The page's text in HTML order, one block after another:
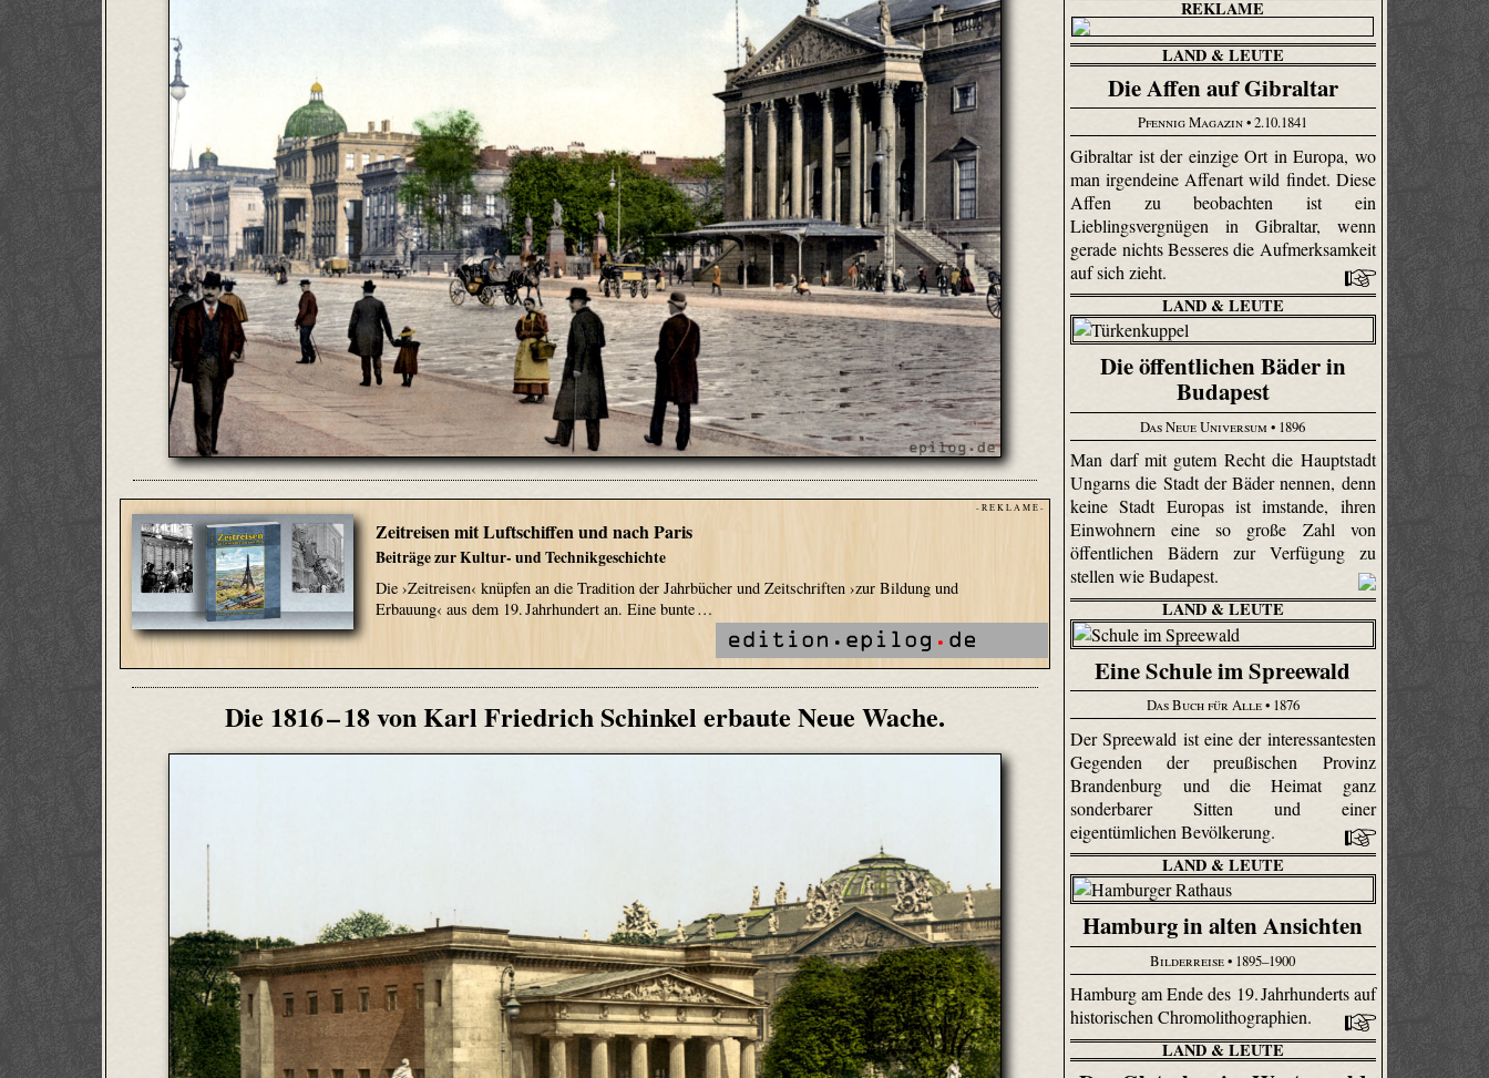
- R E K L A M E -
Zeitreisen mit Luftschiffen und nach Paris
Beiträge zur Kultur- und Technikgeschichte
Die ›Zeitreisen‹ knüpfen an die Tradition der Jahrbücher und Zeitschriften ›zur Bildung und
Erbauung‹ aus dem 19. Jahrhundert an. Eine bunte …
Die 1816 – 18 von Karl Friedrich Schinkel erbaute Neue Wache.
REKLAME
LAND & LEUTE
Die Affen auf Gibraltar
Pfennig Magazin• 2.10.1841
Gibraltar ist der einzige Ort in Europa, wo
man irgendeine Affenart wild findet. Diese
Affen zu beobachten ist ein
Lieblingsvergnügen in Gibraltar, wenn
gerade nichts Besseres die Aufmerksamkeit
auf sich zieht.
LAND & LEUTE
Die öffentlichen Bäder in
Budapest
Das Neue Universum • 1896
Man darf mit gutem Recht die Hauptstadt
Ungarns die Stadt der Bäder nennen, denn
keine Stadt Europas ist imstande, ihren
Einwohnern eine so große Zahl von
öffentlichen Bädern zur Verfügung zu
stellen wie Budapest.
LAND & LEUTE
Eine Schule im Spreewald
Das Buch für Alle• 1876
Der Spreewald ist eine der interessantesten
Gegenden der preußischen Provinz
Brandenburg und die Heimat ganz
sonderbarer Sitten und einer
eigentümlichen Bevölkerung.
LAND & LEUTE
Hamburg in alten Ansichten
Bilderreise• 1895–1900
Hamburg am Ende des 19. Jahrhunderts auf
historischen Chromolithographien.
LAND & LEUTE